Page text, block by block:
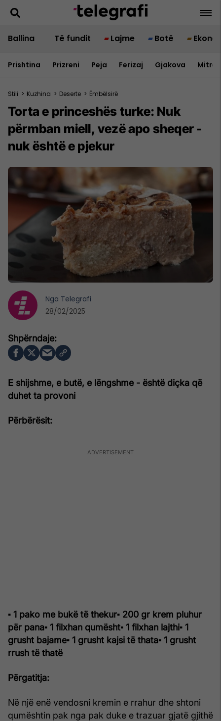
Ballina Të fundit Lajme Botë
Prishtina Prizreni Peja Ferizaj Gjakova
Stili > Kuzhina > Deserte > Ëmbëlsirë
Torta e princeshës turke: Nuk
përmban miell, vezë apo sheqer -
nuk është e pjekur
E shijshme, e butë, e lëngshme - është diçka që
duhet ta provoni
Përbërësit:
▪ 1 pako me bukë të thekur▪ 200 gr krem pluhur
për pana▪ 1 filxhan qumësht▪ 1 filxhan lajthi▪ 1
grusht bajame▪ 1 grusht kajsi të thata▪ 1 grusht
rrush të thatë
Përgatitja:
Në një enë vendosni kremin e rrahur dhe shtoni
qumështin pak nga pak duke e trazuar gjatë gjithë
Nga Telegrafi
28/02/2025